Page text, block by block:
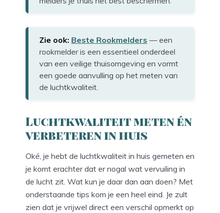
Zie ook: Beste Rookmelders — een
rookmelder is een essentieel onderdeel
van een veilige thuisomgeving en vormt
een goede aanvulling op het meten van
de luchtkwaliteit.
Luchtkwaliteit meten én
verbeteren in huis
Oké, je hebt de luchtkwaliteit in huis gemeten en
je komt erachter dat er nogal wat vervuiling in
de lucht zit. Wat kun je daar dan aan doen? Met
onderstaande tips kom je een heel eind. Je zult
zien dat je vrijwel direct een verschil opmerkt op